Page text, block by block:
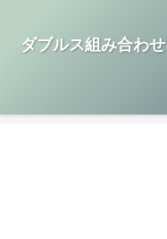
ダブルス組み合わ